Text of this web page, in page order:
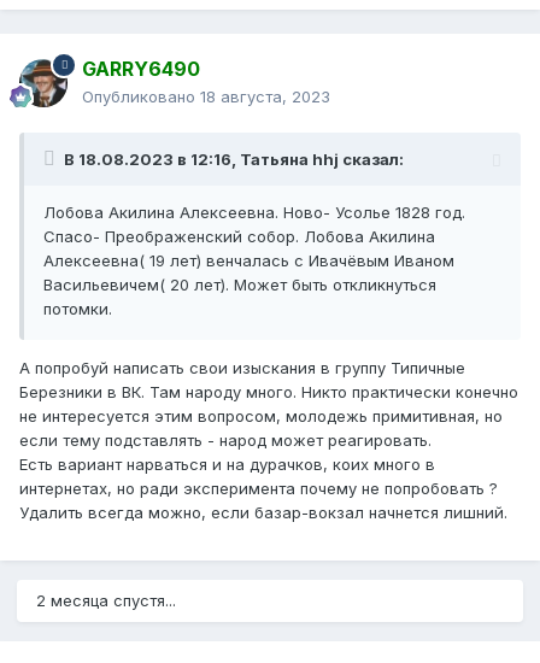
GARRY6490
Опубликовано 18 августа, 2023
В 18.08.2023 в 12:16, Татьяна hhj сказал:
Лобова Акилина Алексеевна. Ново- Усолье 1828 год.
Спасо- Преображенский собор. Лобова Акилина
Алексеевна( 19 лет) венчалась с Ивачёвым Иваном
Васильевичем( 20 лет). Может быть откликнуться
потомки.
А попробуй написать свои изыскания в группу Типичные
Березники в ВК. Там народу много. Никто практически конечно
не интересуется этим вопросом, молодежь примитивная, но
если тему подставлять - народ может реагировать.
Есть вариант нарваться и на дурачков, коих много в
интернетах, но ради эксперимента почему не попробовать ?
Удалить всегда можно, если базар-вокзал начнется лишний.
2 месяца спустя...